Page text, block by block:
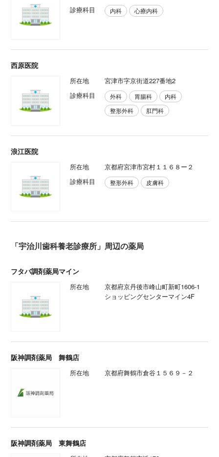
診療科目
内科 心療内科
西原医院
所在地
宮津市字京街道227番地2
診療科目
外科 胃腸科
内科
整形外科
肛門科
浪江医院
所在地
京都府宮津市宮村１１６８ー２
診療科目
整形外科 皮膚科
「宇治川歯科養老診療所」周辺の薬局
フタバ調剤薬局マイン
所在地
京都府京丹後市峰山町新町1606-1
ショッピングセンターマイン4F
阪神調剤薬局 舞鶴店
所在地 京都府舞鶴市倉谷１５６９－２
阪神調剤薬局 東舞鶴店